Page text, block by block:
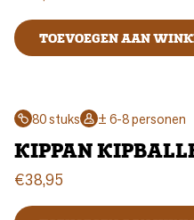
TOEVOEGEN AAN
80 stuks ± 6-8 personen
KIPPAN
€38,95